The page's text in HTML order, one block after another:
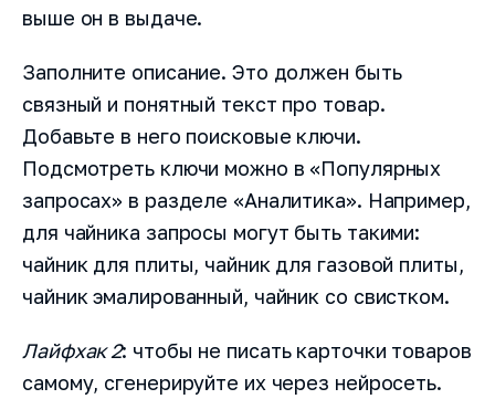
выше он в выдаче.
Заполните описание. Это должен быть
связный и понятный текст про товар.
Добавьте в него поисковые ключи.
Подсмотреть ключи можно в «Популярных
запросах» в разделе «Аналитика». Например,
для чайника запросы могут быть такими:
чайник для плиты, чайник для газовой плиты,
чайник эмалированный, чайник со свистком.
Лайфхак 2: чтобы не писать карточки товаров
самому, сгенерируйте их через нейросеть.